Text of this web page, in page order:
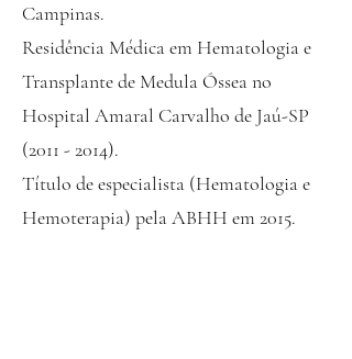
Campinas.
Residência Médica em Hematologia e
Transplante de Medula Óssea no
Hospital Amaral Carvalho de Jaú-SP
(2011 - 2014).
Título de especialista (Hematologia e
Hemoterapia) pela ABHH em 2015.